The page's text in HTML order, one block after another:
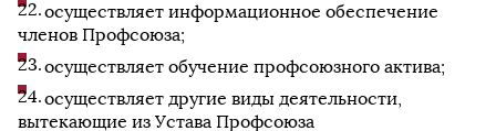
осуществляет информационное обеспечение
членов Профсоюза;
осуществляет обучение профсоюзного актива;
осуществляет другие виды деятельности,
вытекающие из Устава Профсоюза